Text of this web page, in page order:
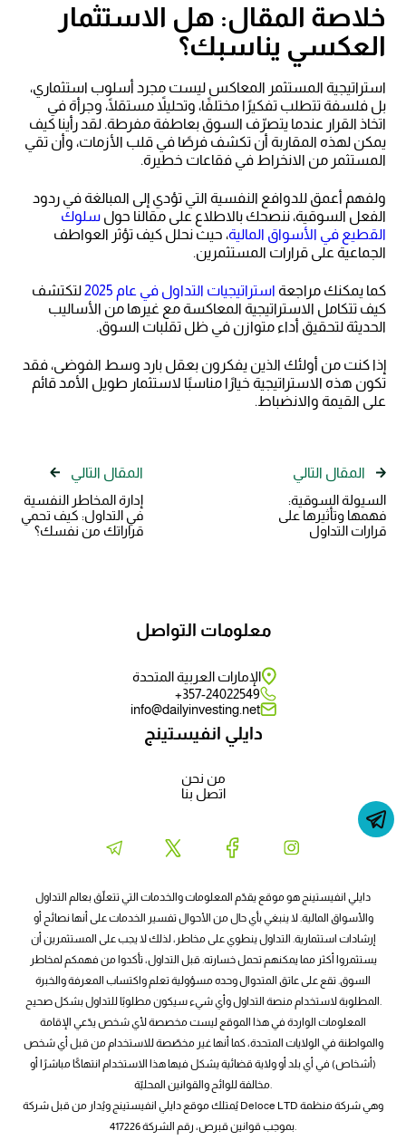
خلاصة المقال: هل الاستثمار
العكسي يناسبك؟
استراتيجية المستثمر المعاكس ليست مجرد أسلوب استثماري،
بل فلسفة تتطلب تفكيرًا مختلفًا، وتحليلاً مستقلًا، وجرأة في
اتخاذ القرار عندما يتصرّف السوق بعاطفة مفرطة. لقد رأينا كيف
يمكن لهذه المقاربة أن تكشف فرصًا في قلب الأزمات، وأن تقي
المستثمر من الانخراط في فقاعات خطيرة.
ولفهم أعمق للدوافع النفسية التي تؤدي إلى المبالغة في ردود
الفعل السوقية، ننصحك بالاطلاع على مقالنا حول سلوك
القطيع في الأسواق المالية، حيث نحلل كيف تؤثر العواطف
الجماعية على قرارات المستثمرين.
كما يمكنك مراجعة استراتيجيات التداول في عام 2025
لتكتشف
كيف تتكامل الاستراتيجية المعاكسة مع غيرها من الأساليب
الحديثة لتحقيق أداء متوازن في ظل تقلبات السوق.
إذا كنت من أولئك الذين يفكرون بعقل بارد وسط الفوضى، فقد
تكون هذه الاستراتيجية خيارًا مناسبًا لاستثمار طويل الأمد قائم
على القيمة والانضباط.
المقال التالي
السيولة السوقية:
فهمها وتأثيرها على
قرارات التداول
المقال التالي
إدارة المخاطر النفسية
في التداول: كيف تحمي
قراراتك من نفسك؟
دايلي انفيستينج
من نحن
اتصل بنا
معلومات التواصل
الإمارات العربية المتحدة
357-24022549+
info@dailyinvesting.net
دايلي انفيستينج هو موقع يقدّم المعلومات والخدمات التي تتعلّق بعالم التداول
والأسواق المالية. لا ينبغي بأي حال من الأحوال تفسير الخدمات على أنها نصائح أو
إرشادات استثمارية. التداول ينطوي على مخاطر، لذلك لا يجب على المستثمرين أن
يستثمروا أكثر مما يمكنهم تحمل خسارته. قبل التداول، تأكدوا من فهمكم لمخاطر
السوق. تقع على عاتق المتدوال وحده مسؤولية تعلم واكتساب المعرفة والخبرة
المطلوبة لاستخدام منصة التداول وأي شيء سيكون مطلوبًا للتداول بشكل صحيح.
المعلومات الواردة في هذا الموقع ليست مخصصة لأي شخص يدّعي الإقامة
والمواطنة في الولايات المتحدة، كما أنها غير مخصّصة للاستخدام من قبل أي شخص
(أشخاص) في أي بلد أو ولاية قضائية يشكل فيها هذا الاستخدام انتهاكًا مباشرًا أو
مخالفة للوائح والقوانين المحليّة.
يُمتلك موقع دايلي انفيستينج ويُدار من قبل شركة Deloce LTD وهي شركة منظمة
بموجب قوانين قبرص، رقم الشركة 417226.